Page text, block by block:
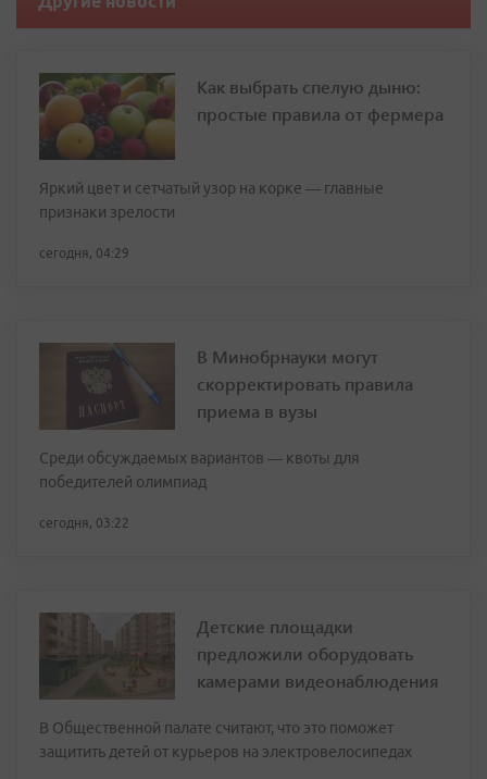
Как выбрать спелую дыню:
простые правила от фермера
Яркий цвет и сетчатый узор на корке — главные
признаки зрелости
сегодня, 04:29
В Минобрнауки могут
скорректировать правила
приема в вузы
Среди обсуждаемых вариантов — квоты для
победителей олимпиад
сегодня, 03:22
Детские площадки
предложили оборудовать
камерами видеонаблюдения
В Общественной палате считают, что это поможет
защитить детей от курьеров на электровелосипедах